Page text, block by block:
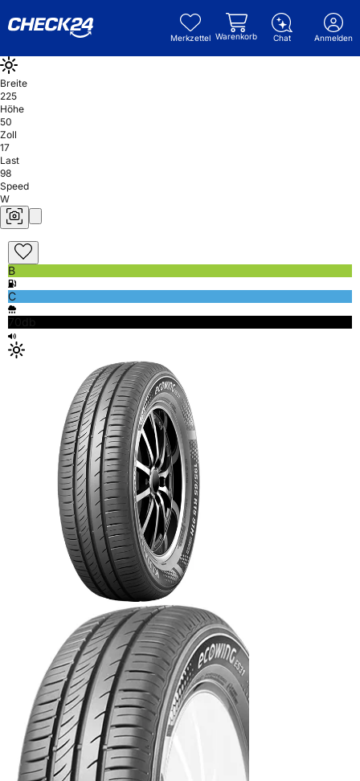
Merkzettel Warenkorb Chat Anmelden
Breite
225
Höhe
50
Zoll
17
Last
98
Speed
W
B
C
70db